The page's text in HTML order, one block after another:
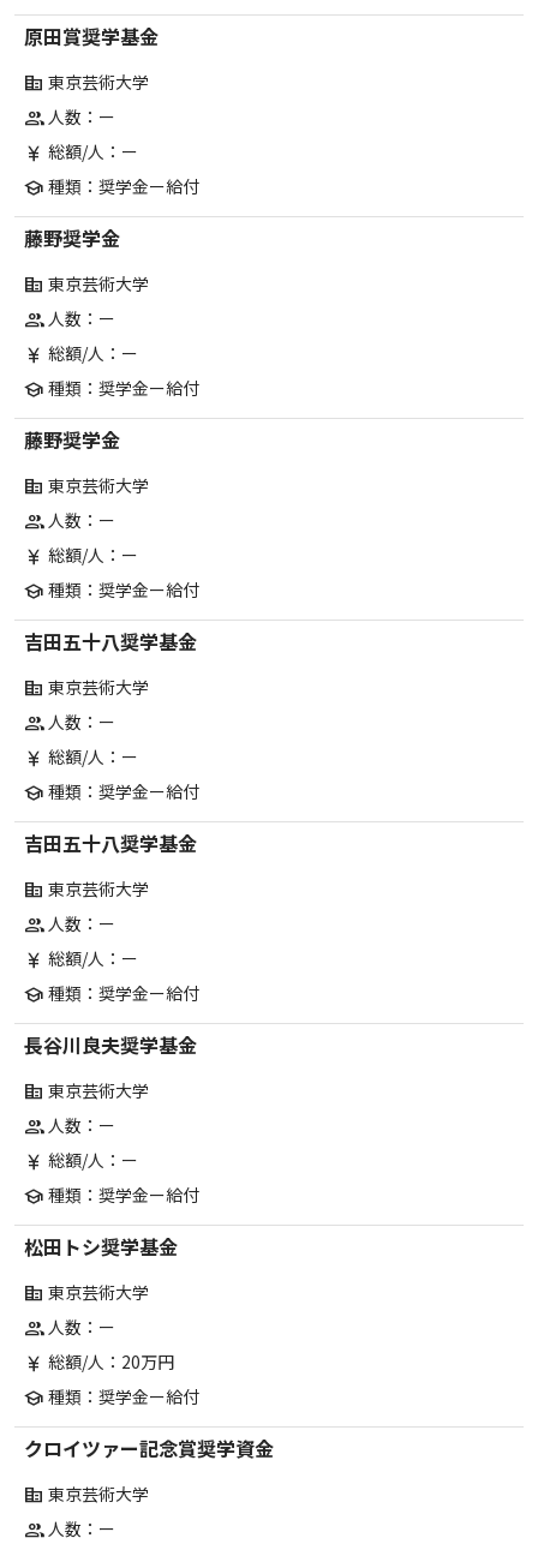
原田賞奨学基金
corporate_fare 東京芸術大学
group人数：ー
currency_yen 総額/人：ー
school 種類：奨学金ー給付
藤野奨学金
corporate_fare 東京芸術大学
group人数：ー
currency_yen 総額/人：ー
school 種類：奨学金ー給付
藤野奨学金
corporate_fare 東京芸術大学
group人数：ー
currency_yen 総額/人：ー
school 種類：奨学金ー給付
吉田五十八奨学基金
corporate_fare 東京芸術大学
group人数：ー
currency_yen 総額/人：ー
school 種類：奨学金ー給付
吉田五十八奨学基金
corporate_fare 東京芸術大学
group人数：ー
currency_yen 総額/人：ー
school 種類：奨学金ー給付
長谷川良夫奨学基金
corporate_fare 東京芸術大学
group人数：ー
currency_yen 総額/人：ー
school 種類：奨学金ー給付
松田トシ奨学基金
corporate_fare 東京芸術大学
group人数：ー
currency_yen 総額/人：20万円
school 種類：奨学金ー給付
クロイツァー記念賞奨学資金
corporate_fare 東京芸術大学
group人数：ー